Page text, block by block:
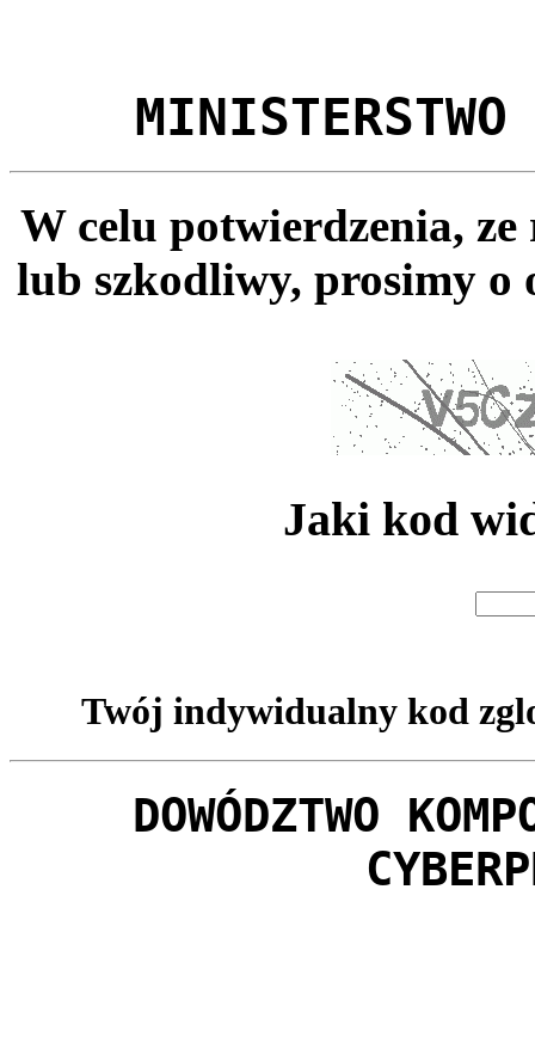
MINISTERSTWO
W celu potwierdzenia,
lub szkodliwy, prosimy o
Jaki kod
Twój indywidualny kod
DOWÓDZTWO